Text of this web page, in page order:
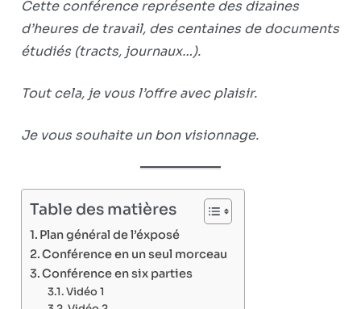
Cette conférence représente des dizaines
d’heures de travail, des centaines de documents
étudiés (tracts, journaux…).
Tout cela, je vous l’offre avec plaisir.
Je vous souhaite un bon visionnage.
Table des matières
Plan général de l’éxposé
Conférence en un seul morceau
Conférence en six parties
Vidéo 1